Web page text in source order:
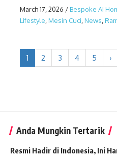
March 17, 2026 /Bespoke AI
Lifestyle,Mesin Cuci,News,
1 2 3 4 5 ›
Anda Mungkin Tertarik
Resmi Hadir di Indonesia, Ini